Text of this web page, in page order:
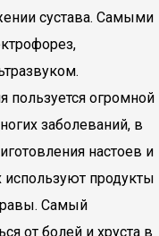
сустава. Самыми
пользуется огромной
заболеваний, в
настоев и
продукты
Самый
от болей и хруста в